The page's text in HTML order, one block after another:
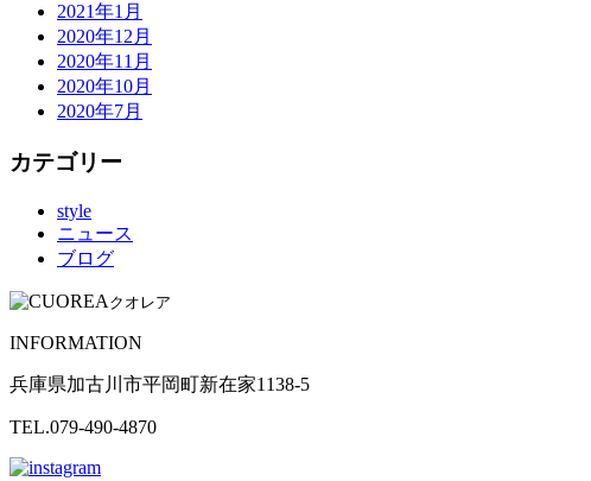
2021年1月
2020年12月
2020年11月
2020年10月
2020年7月
カテゴリー
style
ニュース
ブログ
クオレア
INFORMATION
兵庫県加古川市平岡町新在家1138-5
TEL.079-490-4870